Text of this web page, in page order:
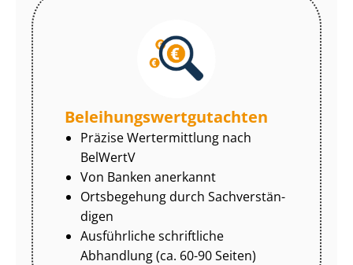
Be­lei­hungs­wert­gut­ach­ten
Präzise Wertermittlung nach
BelWertV
Von Banken anerkannt
Ortsbegehung durch Sach­ver­stän­
di­gen
Ausführliche schriftliche
Abhandlung (ca. 60-90 Seiten)